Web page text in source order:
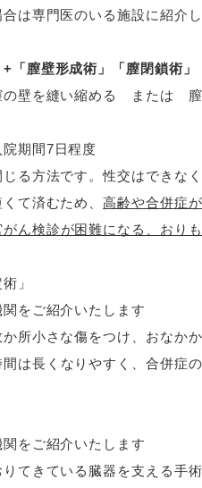
は専門医のいる施設に紹介し
+ 「膣壁形成術」「膣閉鎖術」
の壁を縫い縮める または 膣
院期間7日程度
る方法です。性交はできなく
て済むため、高齢や合併症
がん検診が困難になる、おり
」
をご紹介いたします
所小さな傷をつけ、おなか
は長くなりやすく、合併症
をご紹介いたします
てきている臓器を支える手術